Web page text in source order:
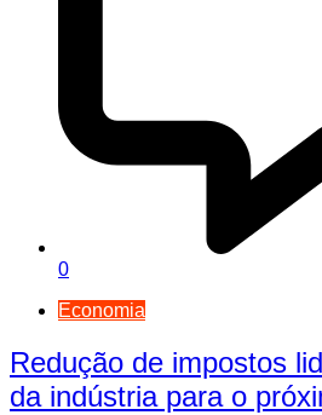
0
Economia
Redução de impostos
da indústria para o